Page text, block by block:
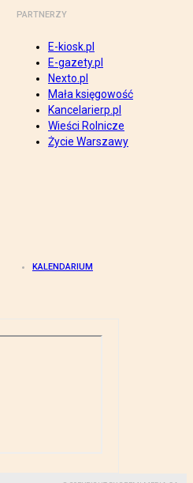
PARTNERZY
E-kiosk.pl
E-gazety.pl
Nexto.pl
Mała księgowość
Kancelarierp.pl
Wieści Rolnicze
Życie Warszawy
KALENDARIUM